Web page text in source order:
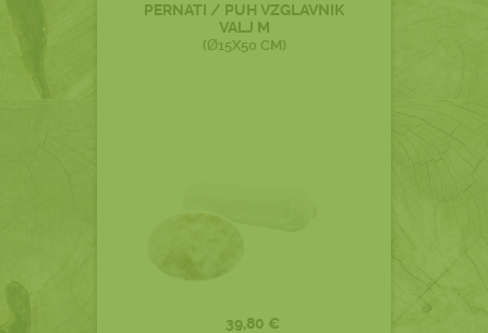
PERNATI / PUH VZGLAVNIK
VALJ M
(Ø15X50 CM)
39,80 €